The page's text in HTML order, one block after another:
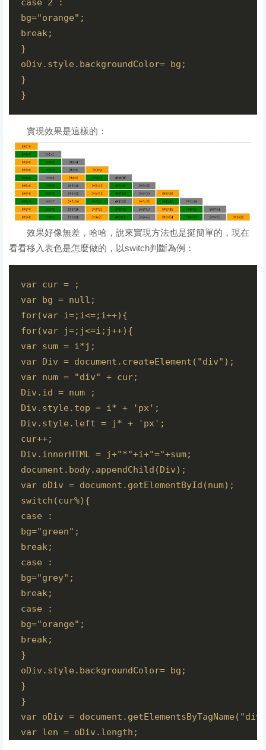
case 2 :
bg="orange";
break;
}
oDiv.style.backgroundColor= bg;
}
}
實現效果是這樣的：
效果好像無差，哈哈，說來實現方法也是挺簡單的，現在
看看移入表色是怎麼做的，以switch判斷為例：
var cur = ;
var bg = null;
for(var i=;i<=;i++){
for(var j=;j<=i;j++){
var sum = i*j;
var Div = document.createElement("div");
var num = "div" + cur;
Div.id = num ;
Div.style.top = i* + 'px';
Div.style.left = j* + 'px';
cur++;
Div.innerHTML = j+"*"+i+"="+sum;
document.body.appendChild(Div);
var oDiv = document.getElementById(num);
switch(cur%){
case :
bg="green";
break;
case :
bg="grey";
break;
case :
bg="orange";
break;
}
oDiv.style.backgroundColor= bg;
}
}
var oDiv =
var len = oDiv.length;